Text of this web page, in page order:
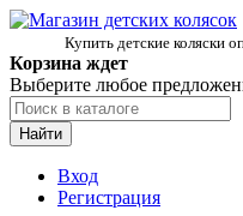
Купить детские коляски
Корзина ждет
Выберите любое
Найти
Вход
Регистрация